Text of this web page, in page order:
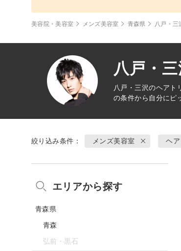
美容院・美容室 メンズ美容室 青森県 八戸・三
八戸・
八戸・三沢のヘアト
の条件から自分にピ
絞り込み条件： メンズ美容室 ヘ
エリアから探す
青森県
青森
弘前・黒石